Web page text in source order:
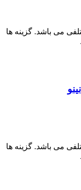
می باشد. گزینه ها
می باشد. گزینه ها